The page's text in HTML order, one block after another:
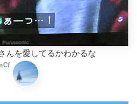
んを愛してるかわかるな